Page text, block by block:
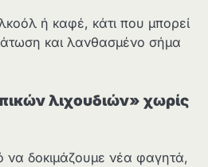
ή καφέ, κάτι που μπορεί
και λανθασμένο σήμα
λιχουδιών» χωρίς
να δοκιμάζουμε νέα φαγητά,